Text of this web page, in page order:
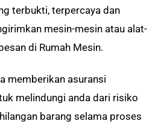
terbukti, terpercaya dan
mesin-mesin atau alat-
di Rumah Mesin.
memberikan asuransi
melindungi anda dari risiko
barang selama proses